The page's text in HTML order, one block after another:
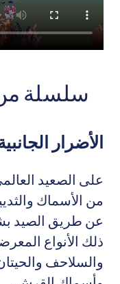
سلسلة من
الأضرار الجانبية
على الصعيد
من الأسماك
عن طريق الصيد
ذلك الأنواع
والسلاحف